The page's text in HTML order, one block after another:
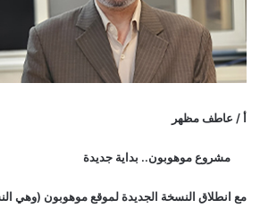
أ / عاطف مظهر
مشروع موهوبون.. بداية جديدة
مع انطلاق النسخة الجديدة لموقع موهوبون (وهي